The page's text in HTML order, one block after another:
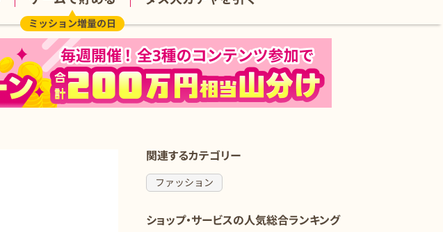
ミッション増量の日
関連するカテゴリー
ファッション
ショップ・サービスの人気総合ランキング